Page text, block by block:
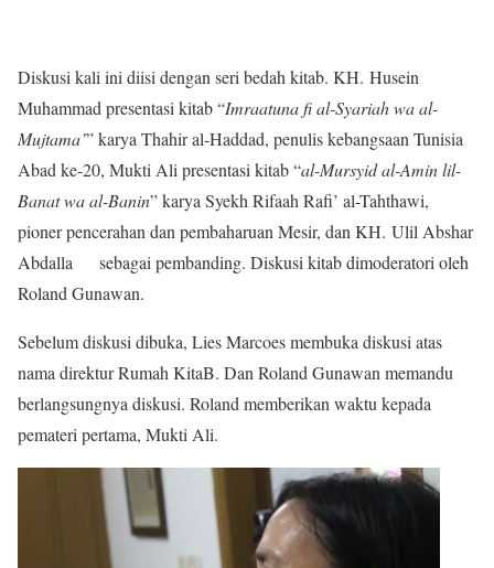
Diskusi kali ini diisi dengan seri bedah kitab. KH. Husein
Muhammad presentasi kitab “Imraatuna fi al-Syariah wa al-
Mujtama’” karya Thahir al-Haddad, penulis kebangsaan Tunisia
Abad ke-20, Mukti Ali presentasi kitab “al-Mursyid al-Amin lil-
Banat wa al-Banin” karya Syekh Rifaah Rafi’ al-Tahthawi,
pioner pencerahan dan pembaharuan Mesir, dan KH. Ulil Abshar
Abdalla sebagai pembanding. Diskusi kitab dimoderatori oleh
Roland Gunawan.
Sebelum diskusi dibuka, Lies Marcoes membuka diskusi atas
nama direktur Rumah KitaB. Dan Roland Gunawan memandu
berlangsungnya diskusi. Roland memberikan waktu kepada
pemateri pertama, Mukti Ali.